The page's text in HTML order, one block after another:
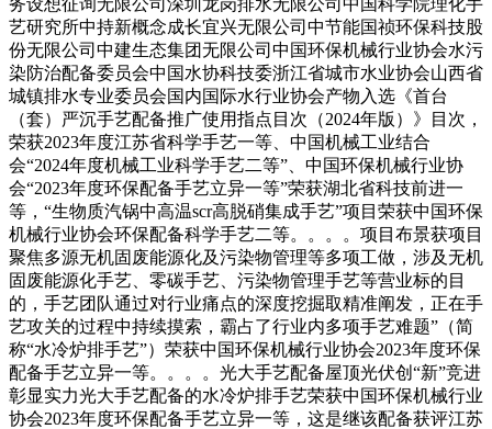
艺研究所中持新概念成长宜兴无限公司中节能国祯环保科技股
份无限公司中建生态集团无限公司中国环保机械行业协会水污
染防治配备委员会中国水协科技委浙江省城市水业协会山西省
城镇排水专业委员会国内国际水行业协会产物入选《首台
（套）严沉手艺配备推广使用指点目次（2024年版）》目次，
荣获2023年度江苏省科学手艺一等、中国机械工业结合
会“2024年度机械工业科学手艺二等”、中国环保机械行业协
会“2023年度环保配备手艺立异一等”荣获湖北省科技前进一
等，“生物质汽锅中高温scr高脱硝集成手艺”项目荣获中国环保
机械行业协会环保配备科学手艺二等。。。。项目布景获项目
聚焦多源无机固废能源化及污染物管理等多项工做，涉及无机
固废能源化手艺、零碳手艺、污染物管理手艺等营业标的目
的，手艺团队通过对行业痛点的深度挖掘取精准阐发，正在手
艺攻关的过程中持续摸索，霸占了行业内多项手艺难题”（简
称“水冷炉排手艺”）荣获中国环保机械行业协会2023年度环保
配备手艺立异一等。。。。光大手艺配备屋顶光伏创“新”竞进
彰显实力光大手艺配备的水冷炉排手艺荣获中国环保机械行业
协会2023年度环保配备手艺立异一等，这是继该配备获评江苏